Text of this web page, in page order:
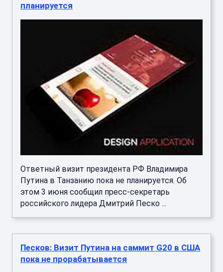
планируется
Ответный визит президента РФ Владимира
Путина в Танзанию пока не планируется. Об
этом 3 июня сообщил пресс-секретарь
российского лидера Дмитрий Песко ...
Песков: Визит Путина на саммит G20 в США
пока не прорабатывается